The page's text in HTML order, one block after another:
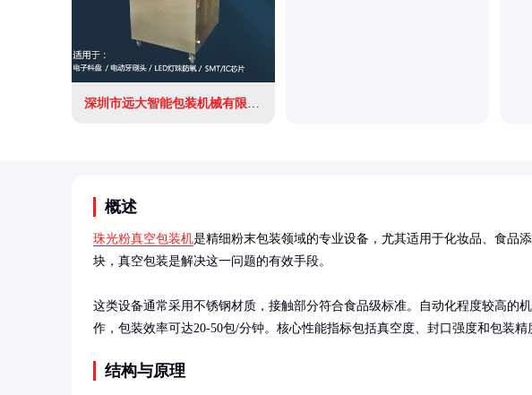
深圳市远大智能包装机械有限公司
概述
珠光粉真空包装机是精细粉末包装领域的专业设备，尤其适用于化妆品、食品
块，真空包装是解决这一问题的有效手段。
这类设备通常采用不锈钢材质，接触部分符合食品级标准。自动化程度较高的
作，包装效率可达20-50包/分钟。核心性能指标包括真空度、封口强度和包装精
结构与原理